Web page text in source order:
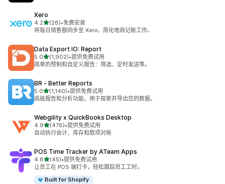
Xero
4.2星（满分 5 星）
(28)
总共 28 条评论
•免费安装
将每日销售额同步至 Xero，简化电商记账工作。
Data Export IO: Report
5.0星（满分 5 星）
(1,902)
总共 1902 条评论
•提供免费试用
简单的预制和自定义报告：筛选、定时发送等。
BR ‑ Better Reports
5.0星（满分 5 星）
(1,140)
总共 1140 条评论
•提供免费试用
高级报告和分析功能，用于探索并导出您的数据。
Webgility x QuickBooks Desktop
4.9星（满分 5 星）
(476)
总共 476 条评论
•提供免费试用
自动执行会计、库存和款项对账
POS Time Tracker by ATeam Apps
4.8星（满分 5 星）
(45)
总共 45 条评论
•提供免费试用
让员工在 POS 端打卡，轻松跟踪员工工时。
Built for Shopify